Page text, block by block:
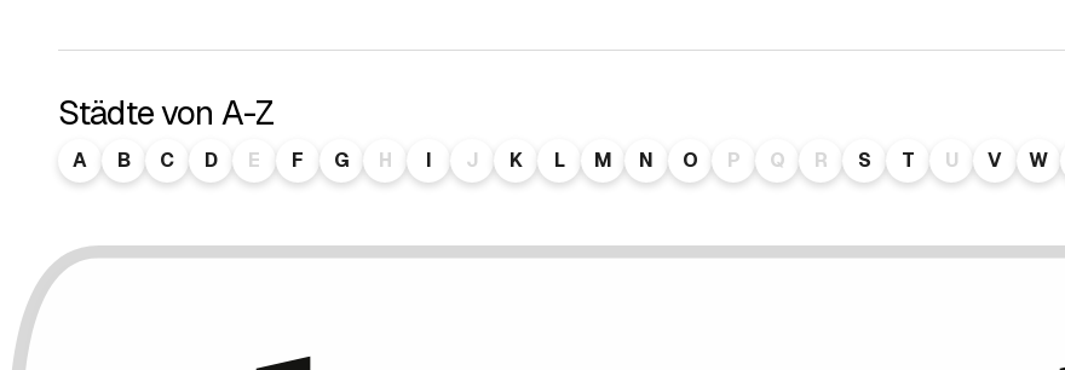
Städte von A-Z
A B C D E F G H I J K L M N O P Q R S T U V W